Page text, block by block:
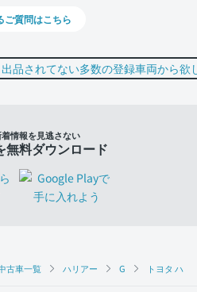
古車一覧 ハリアー G トヨタ ハ
ご質問はこちら
情報を見逃さない
無料ダウンロード